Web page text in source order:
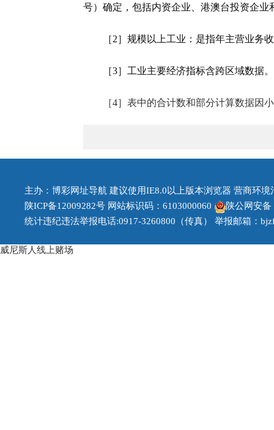
号）确定，包括内资企业、港澳台投资企
［2］规模以上工业：是指年主营业务
［3］ 工业主要经济指标含跨区域数据。
［4］表中的合计数和部分计算数据因
主办：博彩网址导航 建议使用IE8.0以上版本浏览器 营商环境
陕ICP备12009282号 网站标识码：6103000060
陕公网安备
统计违纪违法举报电话:0917-3260800（传真） 举报邮箱：
威尼斯人线上赌场